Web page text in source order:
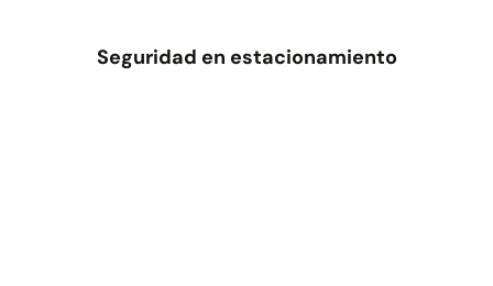
Seguridad en estacionamiento